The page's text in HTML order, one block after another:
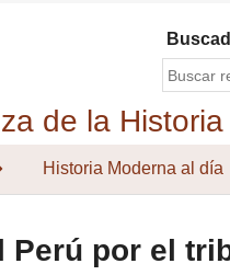
Historia Moderna al día
por el